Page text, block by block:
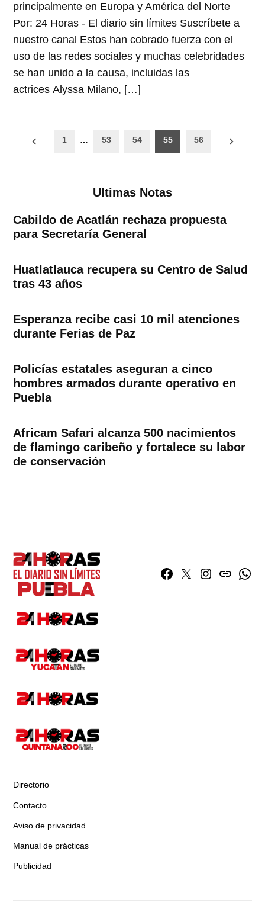
principalmente en Europa y América del Norte
Por: 24 Horas - El diario sin límites Suscríbete a
nuestro canal Estos han cobrado fuerza con el
uso de las redes sociales y muchas celebridades
se han unido a la causa, incluidas las
actrices Alyssa Milano, […]
Paginación
1 … 53 54 55 56
Ultimas Notas
Cabildo de Acatlán rechaza propuesta
para Secretaría General
Huatlatlauca recupera su Centro de Salud
tras 43 años
Esperanza recibe casi 10 mil atenciones
durante Ferias de Paz
Policías estatales aseguran a cinco
hombres armados durante operativo en
Puebla
Africam Safari alcanza 500 nacimientos
de flamingo caribeño y fortalece su labor
de conservación
Facebook
TwitterInstagram
issuu
Directorio
Contacto
Aviso de privacidad
Manual de prácticas
Publicidad